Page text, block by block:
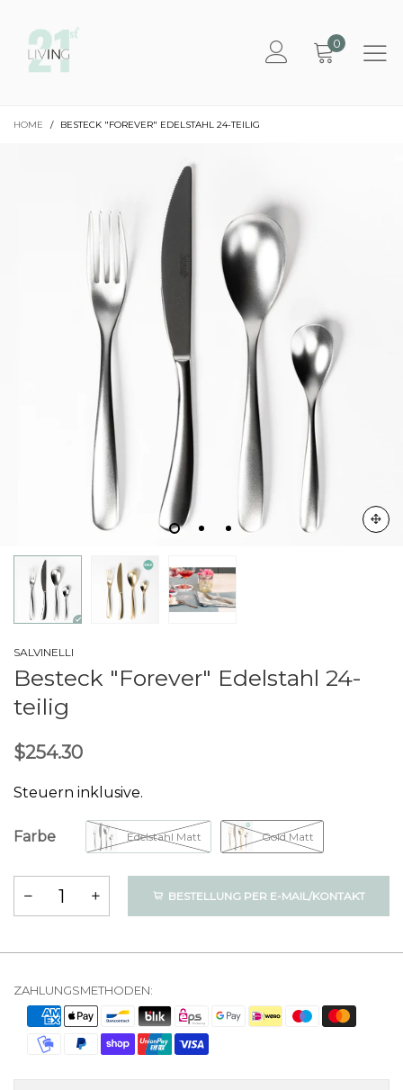
0
HOME / BESTECK "FOREVER" EDELSTAHL 24-TEILIG
SALVINELLI
Besteck "Forever" Edelstahl 24-
teilig
$254.30
Steuern inklusive.
Farbe Edelstahl Matt Gold Matt
BESTELLUNG PER E-MAIL/KONTAKT
ZAHLUNGSMETHODEN: